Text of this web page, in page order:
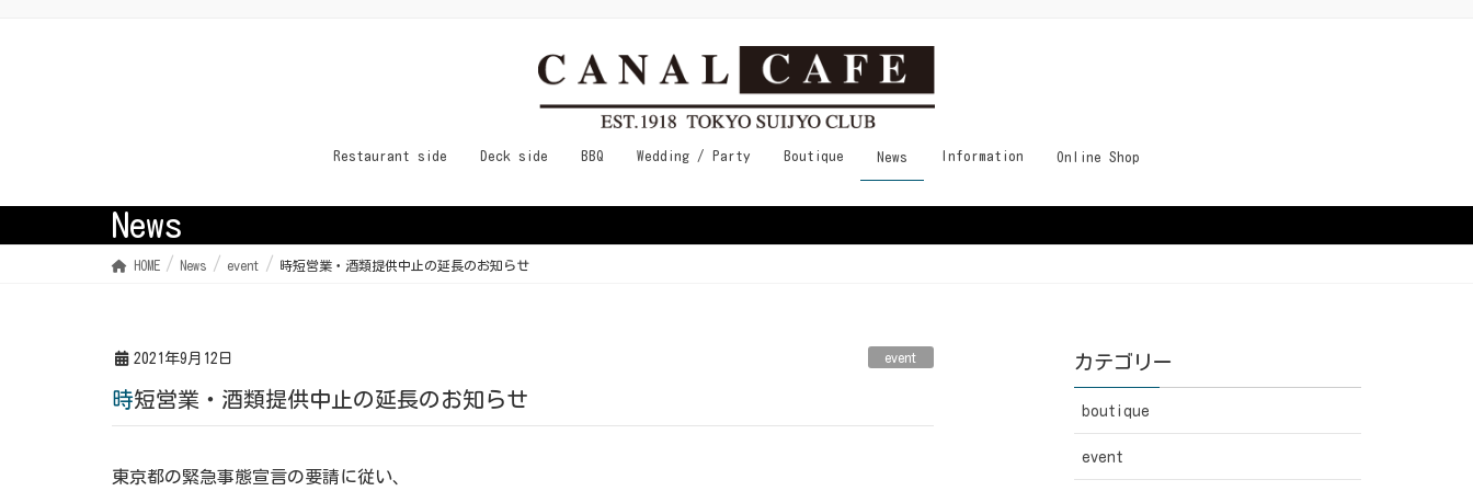
Restaurant side Deck side BBQ Wedding / Party Boutique News Information Online Shop
News
HOME News event 時短営業・酒類提供中止の延長のお知らせ
2021年9月12日 event
時短営業・酒類提供中止の延長のお知らせ
東京都の緊急事態宣言の要請に従い、
カテゴリー
boutique
event